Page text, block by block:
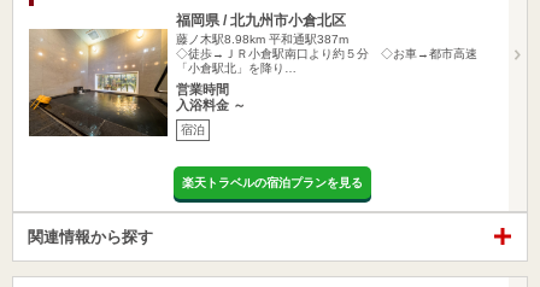
福岡県 / 北九州市小倉北区
藤ノ木駅8.98km 平和通駅387m
◇徒歩→ＪＲ小倉駅南口より約５分 ◇お車→都市高速
「小倉駅北」を降り…
営業時間
入浴料金 ～
宿泊
楽天トラベルの宿泊プランを見る
関連情報から探す